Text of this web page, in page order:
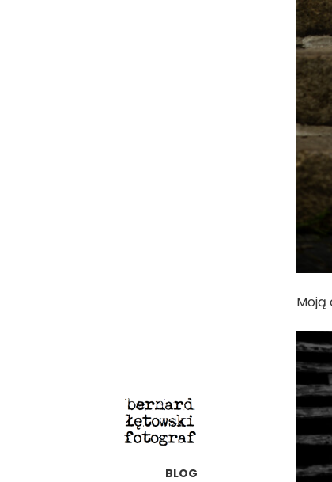
BLOG
Moją